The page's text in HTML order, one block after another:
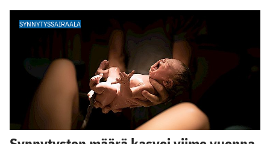
SYNNYTYSSAIRAALA